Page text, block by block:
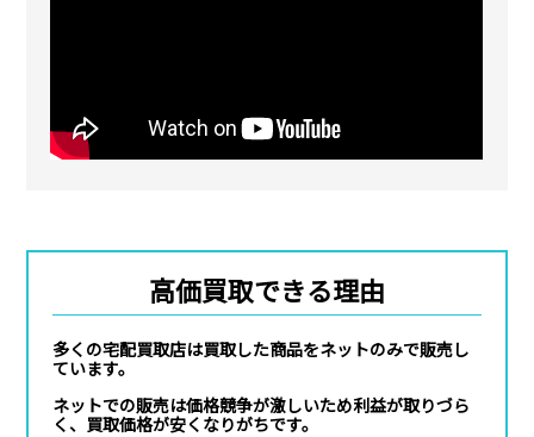
高価買取できる理由
多くの宅配買取店は買取した商品をネットのみで販売し
ています。
ネットでの販売は価格競争が激しいため利益が取りづら
く、買取価格が安くなりがちです。